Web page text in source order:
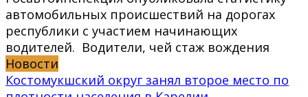
автомобильных происшествий на дорогах
республики с участием начинающих
водителей. Водители, чей стаж вождения
Новости
Костомукшский округ занял второе место по